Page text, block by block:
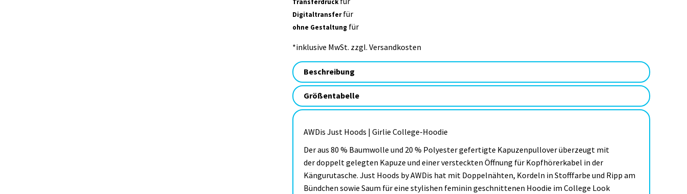
Transferdruck
Digitaltransferfür
ohne Gestaltung für
*inklusive MwSt. zzgl. Versandkosten
Beschreibung
Größentabelle
AWDis Just Hoods | Girlie College-Hoodie
Der aus 80 % Baumwolle und 20 % Polyester gefertigte Kapuzenpullover überzeugt mit
der doppelt gelegten Kapuze und einer versteckten Öffnung für Kopfhörerkabel in der
Kängurutasche. Just Hoods by AWDis hat mit Doppelnähten, Kordeln in Stofffarbe und Ripp am
Bündchen sowie Saum für eine stylishen feminin geschnittenen Hoodie im College Look